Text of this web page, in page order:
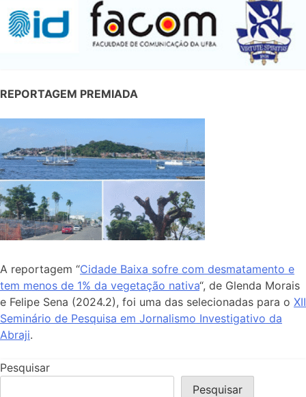
REPORTAGEM PREMIADA
A reportagem “Cidade Baixa sofre com desmatamento e
tem menos de 1% da vegetação nativa“, de Glenda Morais
e Felipe Sena (2024.2), foi uma das selecionadas para o XII
Seminário de Pesquisa em Jornalismo Investigativo da
Abraji.
Pesquisar
Pesquisar